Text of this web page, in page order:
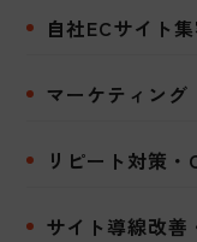
自社ECサイト
マーケティング
リピート対策・
サイト導線改